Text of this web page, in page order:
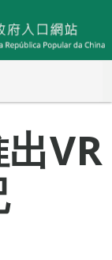
VR